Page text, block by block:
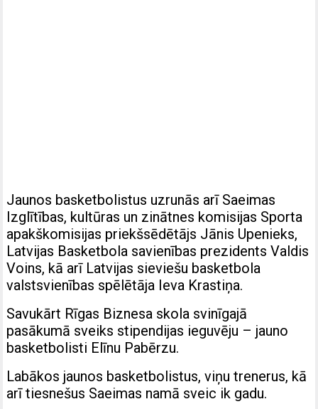
Jaunos basketbolistus uzrunās arī Saeimas
Izglītības, kultūras un zinātnes komisijas Sporta
apakškomisijas priekšsēdētājs Jānis Upenieks,
Latvijas Basketbola savienības prezidents Valdis
Voins, kā arī Latvijas sieviešu basketbola
valstsvienības spēlētāja Ieva Krastiņa.
Savukārt Rīgas Biznesa skola svinīgajā
pasākumā sveiks stipendijas ieguvēju – jauno
basketbolisti Elīnu Pabērzu.
Labākos jaunos basketbolistus, viņu trenerus, kā
arī tiesnešus Saeimas namā sveic ik gadu.